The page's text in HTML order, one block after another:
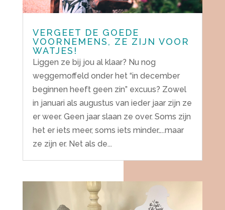
VERGEET DE GOEDE
VOORNEMENS, ZE ZIJN VOOR
WATJES!
Liggen ze bij jou al klaar? Nu nog
weggemoffeld onder het “in december
beginnen heeft geen zin” excuus? Zowel
in januari als augustus van ieder jaar zijn ze
er weer. Geen jaar slaan ze over. Soms zijn
het er iets meer, soms iets minder…..maar
ze zijn er. Net als de...